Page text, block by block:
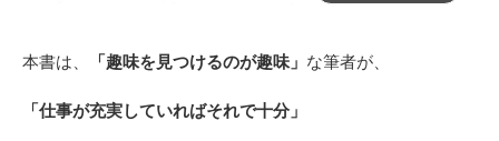
本書は、 「趣味を見つけるのが趣味」 な筆者が、
「仕事が充実していればそれで十分」